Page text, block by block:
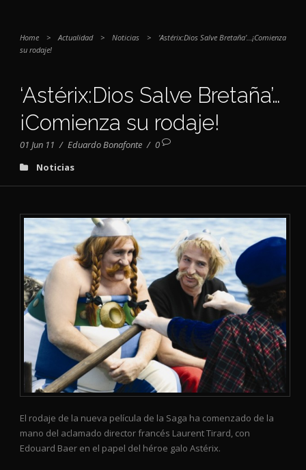
Home > Actualidad > Noticias >
‘Astérix:Dios Salve Bretaña’…¡Comienza
su rodaje!
‘Astérix:Dios Salve Bretaña’…
¡Comienza su rodaje!
01 Jun 11 / Eduardo Bonafonte / 0
Noticias
El rodaje de la nueva película de la Saga ha comenzado de la
mano del aclamado director francés Laurent Tirard, con
Edouard Baer en el papel del héroe galo Astérix.